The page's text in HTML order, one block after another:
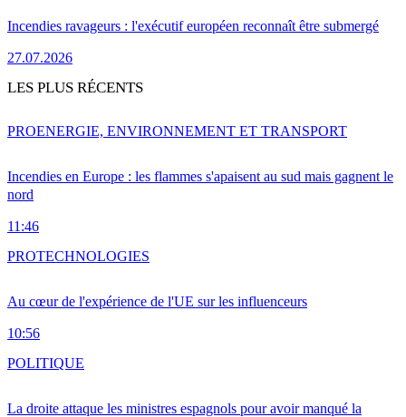
Incendies ravageurs : l'exécutif européen reconnaît être submergé
27.07.2026
LES PLUS RÉCENTS
Incendies en Europe : les flammes s'apaisent au sud mais gagnent le
nord
11:46
PROENERGIE, ENVIRONNEMENT ET TRANSPORT
Au cœur de l'expérience de l'UE sur les influenceurs
10:56
PROTECHNOLOGIES
La droite attaque les ministres espagnols pour avoir manqué la
POLITIQUE